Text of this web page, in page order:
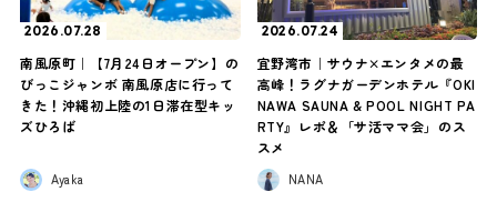
2026.07.28
南風原町｜【7月24日オープン】の
びっこジャンボ 南風原店に行って
きた！沖縄初上陸の1日滞在型キッ
ズひろば
Ayaka
2026.07.24
宜野湾市｜サウナ×エンタメの最
高峰！ラグナガーデンホテル『OKI
NAWA SAUNA & POOL NIGHT PA
RTY』レポ＆「サ活ママ会」のス
スメ
NANA